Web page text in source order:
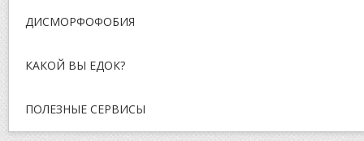
ДИСМОРФОФОБИЯ
КАКОЙ ВЫ ЕДОК?
ПОЛЕЗНЫЕ СЕРВИСЫ